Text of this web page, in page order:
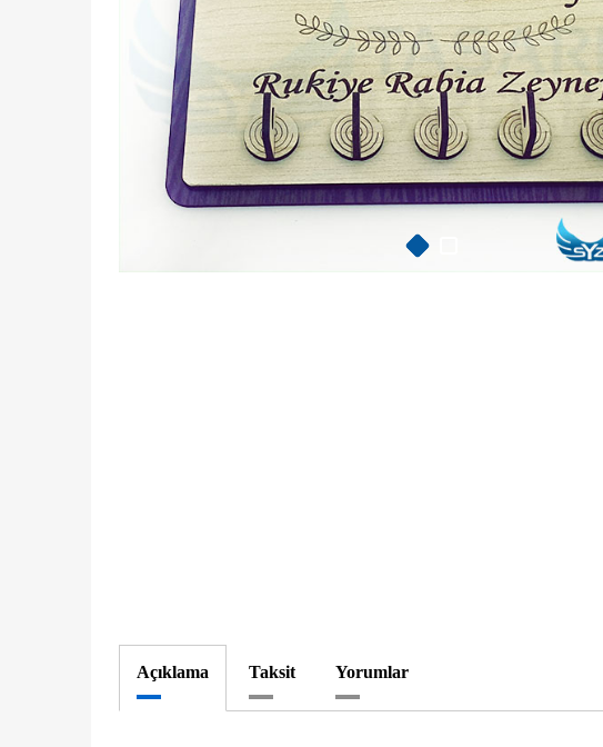
Açıklama Taksit Yorumlar